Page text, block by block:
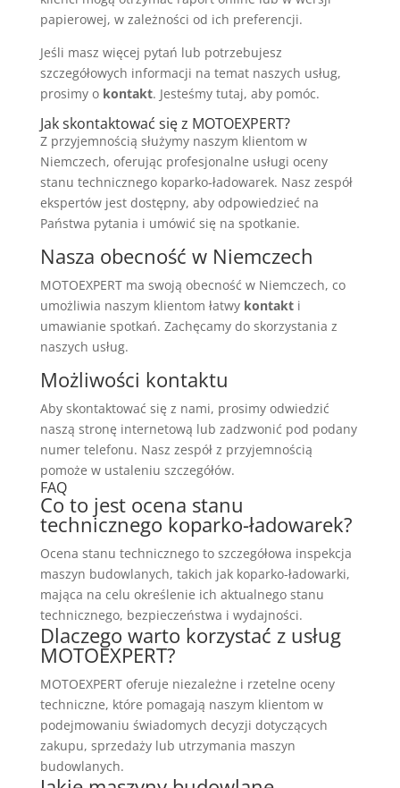
papierowej, w zależności od ich preferencji.
Jeśli masz więcej pytań lub potrzebujesz
szczegółowych informacji na temat naszych usług,
prosimy o kontakt. Jesteśmy tutaj, aby pomóc.
Jak skontaktować się z MOTOEXPERT?
Z przyjemnością służymy naszym klientom w
Niemczech, oferując profesjonalne usługi oceny
stanu technicznego koparko-ładowarek. Nasz zespół
ekspertów jest dostępny, aby odpowiedzieć na
Państwa pytania i umówić się na spotkanie.
Nasza obecność w Niemczech
MOTOEXPERT ma swoją obecność w Niemczech, co
umożliwia naszym klientom łatwy kontakti
umawianie spotkań. Zachęcamy do skorzystania z
naszych usług.
Możliwości kontaktu
Aby skontaktować się z nami, prosimy odwiedzić
naszą stronę internetową lub zadzwonić pod podany
numer telefonu. Nasz zespół z przyjemnością
pomoże w ustaleniu szczegółów.
FAQ
Co to jest ocena stanu
technicznego koparko-ładowarek?
Ocena stanu technicznego to szczegółowa inspekcja
maszyn budowlanych, takich jak koparko-ładowarki,
mająca na celu określenie ich aktualnego stanu
technicznego, bezpieczeństwa i wydajności.
Dlaczego warto korzystać z usług
MOTOEXPERT?
MOTOEXPERT oferuje niezależne i rzetelne oceny
techniczne, które pomagają naszym klientom w
podejmowaniu świadomych decyzji dotyczących
zakupu, sprzedaży lub utrzymania maszyn
budowlanych.